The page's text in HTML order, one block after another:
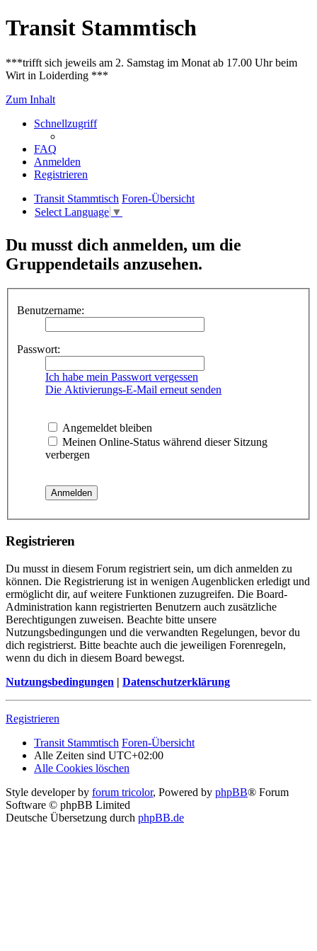
Transit Stammtisch
***trifft sich jeweils am 2. Samstag im Monat ab 17.00 Uhr beim
Wirt in Loiderding ***
Zum Inhalt
Schnellzugriff
FAQ
Anmelden
Registrieren
Transit Stammtisch Foren-Übersicht
Select Language ▼
Du musst dich anmelden, um die
Gruppendetails anzusehen.
Benutzername:
Passwort:
Ich habe mein Passwort vergessen
Die Aktivierungs-E-Mail erneut senden
Angemeldet bleiben
Meinen Online-Status während dieser Sitzung
verbergen
Registrieren
Du musst in diesem Forum registriert sein, um dich anmelden zu
können. Die Registrierung ist in wenigen Augenblicken erledigt und
ermöglicht dir, auf weitere Funktionen zuzugreifen. Die Board-
Administration kann registrierten Benutzern auch zusätzliche
Berechtigungen zuweisen. Beachte bitte unsere
Nutzungsbedingungen und die verwandten Regelungen, bevor du
dich registrierst. Bitte beachte auch die jeweiligen Forenregeln,
wenn du dich in diesem Board bewegst.
Nutzungsbedingungen | Datenschutzerklärung
Registrieren
Transit Stammtisch Foren-Übersicht
Alle Zeiten sind UTC+02:00
Alle Cookies löschen
Style developer by forum tricolor, Powered by phpBB® Forum
Software © phpBB Limited
Deutsche Übersetzung durch phpBB.de